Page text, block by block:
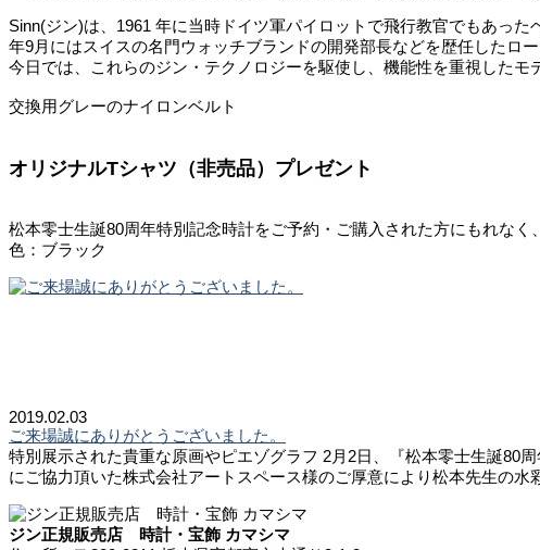
Sinn(ジン)は、1961 年に当時ドイツ軍パイロットで飛行教官でもあっ
年9月にはスイスの名門ウォッチブランドの開発部長などを歴任したロ
今日では、これらのジン・テクノロジーを駆使し、機能性を重視した
交換用グレーのナイロンベルト
オリジナルTシャツ（非売品）プレゼント
松本零士生誕80周年特別記念時計をご予約・ご購入された方にもれな
色：ブラック
2019.02.03
ご来場誠にありがとうございました。
特別展示された貴重な原画やピエゾグラフ 2月2日、『松本零士生誕80
にご協力頂いた株式会社アートスペース様のご厚意により松本先生の
ジン正規販売店 時計・宝飾 カマシマ